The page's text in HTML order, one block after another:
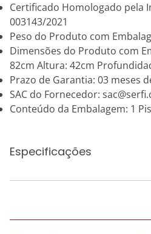
Certificado Homologado pela
003143/2021
Peso do Produto com
Dimensões do Produto com
82cm Altura: 42cm
Prazo de Garantia: 03 meses
SAC do Fornecedor:
Conteúdo da Embalagem: 1
Especificações